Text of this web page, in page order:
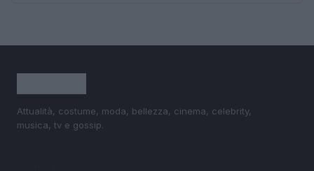
Attualità, costume, moda, bellezza, cinema, celebrity,
musica, tv e gossip.